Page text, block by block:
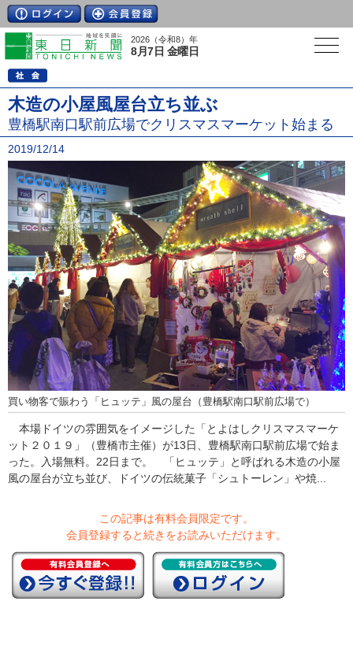
2026（令和8）年
8月7日 金曜日
木造の小屋風屋台立ち並ぶ
豊橋駅南口駅前広場でクリスマスマーケット始まる
2019/12/14
買い物客で賑わう「ヒュッテ」風の屋台（豊橋駅南口駅前広場で）
本場ドイツの雰囲気をイメージした「とよはしクリスマスマーケ
ット２０１９」（豊橋市主催）が13日、豊橋駅南口駅前広場で始ま
った。入場無料。22日まで。 「ヒュッテ」と呼ばれる木造の小屋
風の屋台が立ち並び、ドイツの伝統菓子「シュトーレン」や焼...
この記事は有料会員限定です。
会員登録すると続きをお読みいただけます。